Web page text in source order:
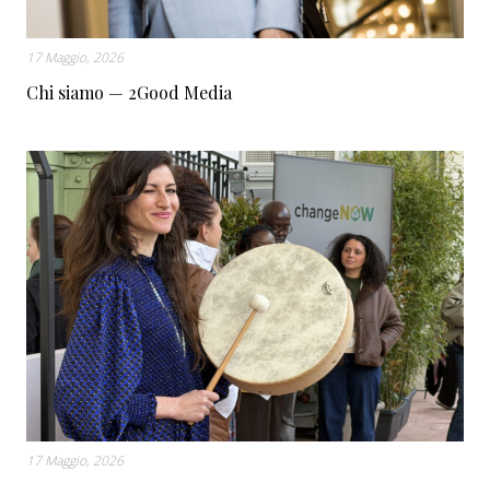
17 Maggio, 2026
Chi siamo — 2Good Media
17 Maggio, 2026